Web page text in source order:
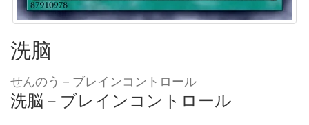
洗脑
せんのう－ブレインコントロール
洗脳－ブレインコントロール